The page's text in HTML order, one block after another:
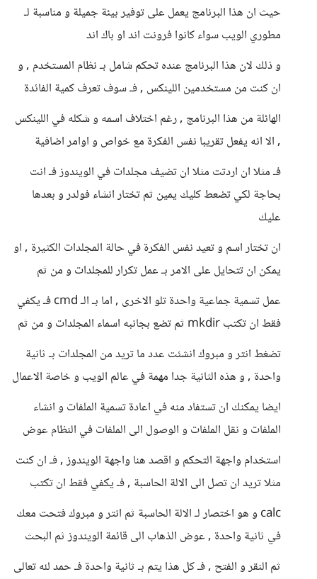
حيث ان هذا البرنامج يعمل على توفير بيئة جميلة و مناسبة لـ
مطوري الويب سواء كانوا فرونت اند او باك اند
و ذلك لان هذا البرنامج عنده تحكم شامل بـ نظام المستخدم , و
ان كنت من مستخدمين اللينكس , فـ سوف تعرف كمية الفائدة
الهائلة من هذا البرنامج , رغم اختلاف اسمه و شكله في اللينكس
, الا انه يفعل تقريبا نفس الفكرة مع خواص و اوامر اضافية
فـ مثلا ان اردتت مثلا ان تضيف مجلدات في الويندوز فـ انت
بحاجة لكي تضعط كليك يمين ثم تختار انشاء فولدر و بعدها
عليك
ان تختار اسم و تعيد نفس الفكرة في حالة المجلدات الكثيرة , او
يمكن ان تتحايل على الامر بـ عمل تكرار للمجلدات و من ثم
عمل تسمية جماعية واحدة تلو الاخرى , اما بـ الـ cmd فـ يكفي
فقط ان تكتب mkdir ثم تضع بجانبه اسماء المجلدات و من ثم
تضغط انتر و مبروك انشئت عدد ما تريد من المجلدات بـ ثانية
واحدة , و هذه الثانية جدا مهمة في عالم الويب و خاصة الاعمال
ايضا يمكنك ان تستفاد منه في اعادة تسمية الملفات و انشاء
الملفات و نقل الملفات و الوصول الى الملفات في النظام عوض
استخدام واجهة التحكم و اقصد هنا واجهة الويندوز , فـ ان كنت
مثلا تريد ان تصل الى الالة الحاسبة , فـ يكفي فقط ان تكتب
calc و هو اختصار لـ الالة الحاسبة ثم انتر و مبروك فتحت معك
في ثانية واحدة , عوض الذهاب الى قائمة الويندوز ثم البحث
ثم النقر و الفتح , فـ كل هذا يتم بـ ثانية واحدة فـ حمد لله تعالى